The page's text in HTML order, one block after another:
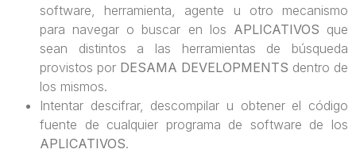
software, herramienta, agente u otro mecanismo
para navegar o buscar en los APLICATIVOS que
sean distintos a las herramientas de búsqueda
provistos por DESAMA DEVELOPMENTS dentro de
los mismos.
Intentar descifrar, descompilar u obtener el código
fuente de cualquier programa de software de los
APLICATIVOS.